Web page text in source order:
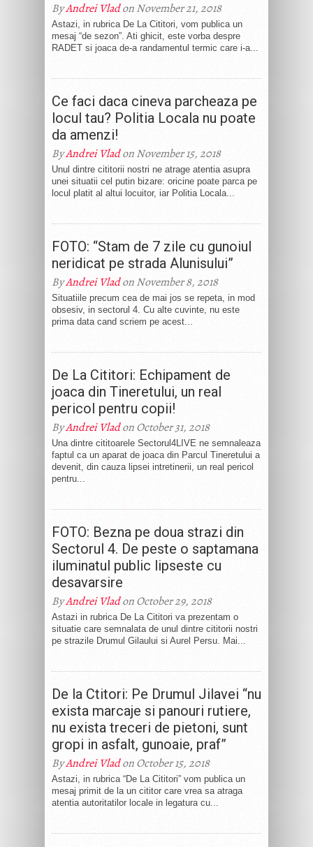
ByAndrei Vladon November 21, 2018
Astazi, in rubrica De La Cititori, vom publica un
mesaj “de sezon”. Ati ghicit, este vorba despre
RADET si joaca de-a randamentul termic care i-a...
Ce faci daca cineva parcheaza pe
locul tau? Politia Locala nu poate
da amenzi!
ByAndrei Vladon November 15, 2018
Unul dintre cititorii nostri ne atrage atentia asupra
unei situatii cel putin bizare: oricine poate parca pe
locul platit al altui locuitor, iar Politia Locala...
FOTO: “Stam de 7 zile cu gunoiul
neridicat pe strada Alunisului”
ByAndrei Vladon November 8, 2018
Situatiile precum cea de mai jos se repeta, in mod
obsesiv, in sectorul 4. Cu alte cuvinte, nu este
prima data cand scriem pe acest...
De La Cititori: Echipament de
joaca din Tineretului, un real
pericol pentru copii!
ByAndrei Vladon October 31, 2018
Una dintre cititoarele Sectorul4LIVE ne semnaleaza
faptul ca un aparat de joaca din Parcul Tineretului a
devenit, din cauza lipsei intretinerii, un real pericol
pentru...
FOTO: Bezna pe doua strazi din
Sectorul 4. De peste o saptamana
iluminatul public lipseste cu
desavarsire
ByAndrei Vladon October 29, 2018
Astazi in rubrica De La Cititori va prezentam o
situatie care semnalata de unul dintre cititorii nostri
pe strazile Drumul Gilaului si Aurel Persu. Mai...
De la Ctitori: Pe Drumul Jilavei “nu
exista marcaje si panouri rutiere,
nu exista treceri de pietoni, sunt
gropi in asfalt, gunoaie, praf”
ByAndrei Vladon October 15, 2018
Astazi, in rubrica “De La Cititori” vom publica un
mesaj primit de la un cititor care vrea sa atraga
atentia autoritatilor locale in legatura cu...